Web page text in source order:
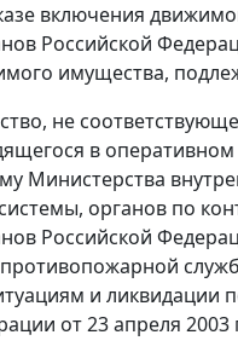
включения
Российской
имущества,
не
в
Министерства
органов по
Российской
противопожарной
и ликвидации
от 23 апреля 2003